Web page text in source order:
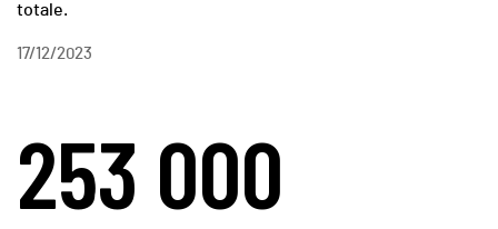
totale.
17/12/2023
253 000